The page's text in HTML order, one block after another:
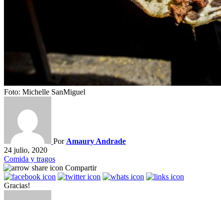
Foto: Michelle SanMiguel
Por Amaury Andrade
24 julio, 2020
Comida y tragos
Compartir
Gracias!